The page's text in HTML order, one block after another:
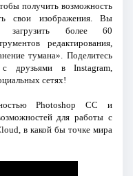
получить возможность
свои изображения. Вы
загрузить более 60
редактирования,
тумана». Поделитесь
с друзьями в Instagram,
сетях!
Photoshop CC и
для работы с
в какой бы точке мира